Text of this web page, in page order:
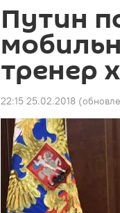
Путин
тренер
22:15 25.02.2018